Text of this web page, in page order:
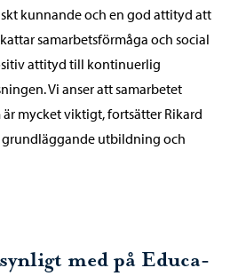
kunnande och en god attityd att
samarbetsförmåga och social
attityd till kontinuerlig
Vi anser att samarbetet
mycket viktigt, fortsätter Rikard
utbildning och
med på Educa-